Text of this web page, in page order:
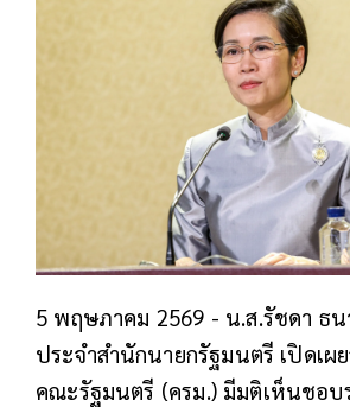
5 พฤษภาคม 2569 - น.ส.รัชดา ธน
ประจำสำนักนายกรัฐมนตรี เปิดเผ
คณะรัฐมนตรี (ครม.) มีมติเห็นชอบ